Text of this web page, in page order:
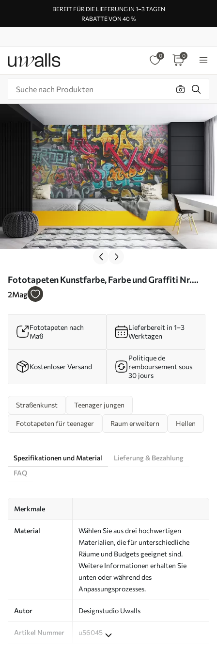
BEREIT FÜR DIE LIEFERUNG IN 1–3 TAGEN
RABATTE VON 40 %
0 0
Fototapeten Kunstfarbe, Farbe und Graffiti Nr.
u56045
2Mag
Fototapeten nach
Maß
Lieferbereit in 1–3
Werktagen
Kostenloser Versand
Politique de
remboursement sous
30 jours
Straßenkunst Teenager jungen
Fototapeten für teenager Raum erweitern Hellen
Spezifikationen und Material
Lieferung & Bezahlung
FAQ
Merkmale
Material
Wählen Sie aus drei hochwertigen
Materialien, die für unterschiedliche
Räume und Budgets geeignet sind.
Weitere Informationen erhalten Sie
unten oder während des
Anpassungsprozesses.
Autor Designstudio Uwalls
Artikel Nummer u56045